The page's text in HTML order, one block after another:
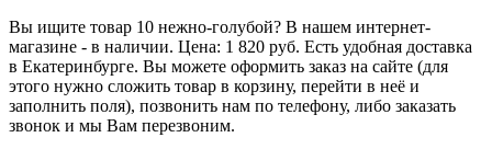
Вы ищите товар 10 нежно-голубой? В нашем интернет-
магазине - в наличии. Цена: 1 820 руб. Есть удобная доставка
в Екатеринбурге. Вы можете оформить заказ на сайте (для
этого нужно сложить товар в корзину, перейти в неё и
заполнить поля), позвонить нам по телефону, либо заказать
звонок и мы Вам перезвоним.